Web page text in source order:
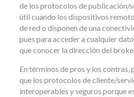
de los protocolos de publicación/
útil cuando los dispositivos
de red o disponen de una
pues para acceder a cualquier
que conocer la dirección del
En términos de pros y los contras,
que los protocolos de cliente/
interoperables y seguros porque